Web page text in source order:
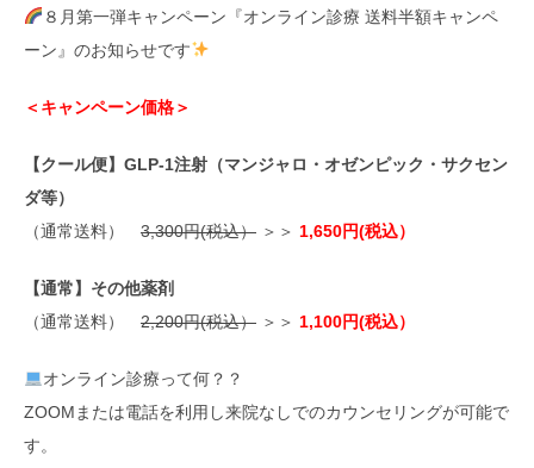
８月第一弾キャンペーン『オンライン診療 送料半額キャンペ
ーン』のお知らせです
＜キャンペーン価格＞
【クール便】GLP-1注射（マンジャロ・オゼンピック・サクセン
ダ等）
（通常送料） 3,300円(税込） ＞＞ 1,650円(税込）
【通常】その他薬剤
（通常送料） 2,200円(税込） ＞＞ 1,100円(税込）
オンライン診療って何？？
ZOOMまたは電話を利用し来院なしでのカウンセリングが可能で
す。